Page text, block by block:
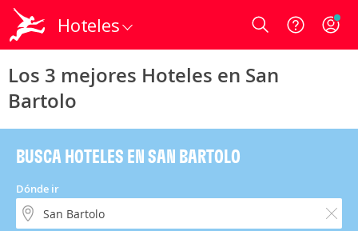
Hoteles Login
Los 3 mejores Hoteles en San
Bartolo
BUSCA HOTELES EN SAN BARTOLO
Dónde ir